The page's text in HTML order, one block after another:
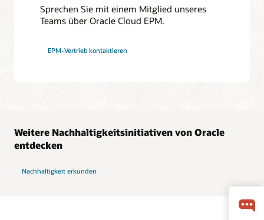
Sprechen Sie mit einem Mitglied unseres
Teams über Oracle Cloud EPM.
EPM-Vertrieb kontaktieren
Weitere Nachhaltigkeitsinitiativen von Oracle
entdecken
Nachhaltigkeit erkunden